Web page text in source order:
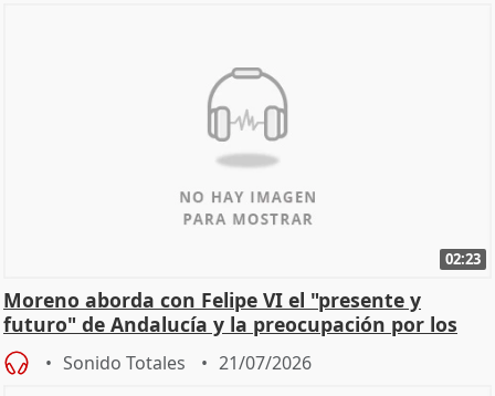
02:23
Moreno aborda con Felipe VI el "presente y
futuro" de Andalucía y la preocupación por los
incendios
Sonido Totales 21/07/2026